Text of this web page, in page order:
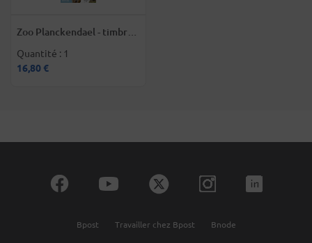
Zoo Planckendael - timbres
Quantité : 1
16,80 €
Bpost Travailler chez Bpost Bnode